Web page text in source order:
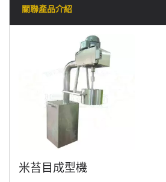
關聯產品介紹
米苔目成型機